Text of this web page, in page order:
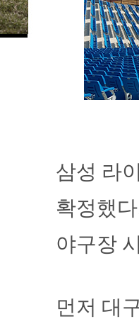
삼성 라
확정했
야구장
먼저 대